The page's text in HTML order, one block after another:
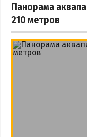
Панорама
210 метров